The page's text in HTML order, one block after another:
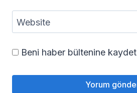
Website
Beni haber bültenine kaydet